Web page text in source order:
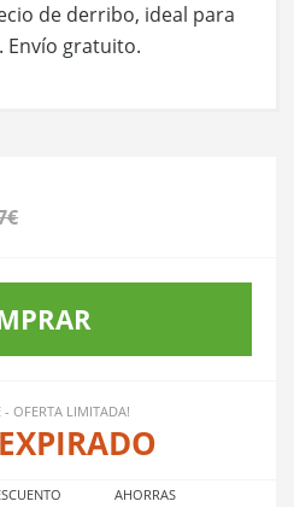
de derribo, ideal para
gratuito.
- OFERTA LIMITADA!
AHORRAS